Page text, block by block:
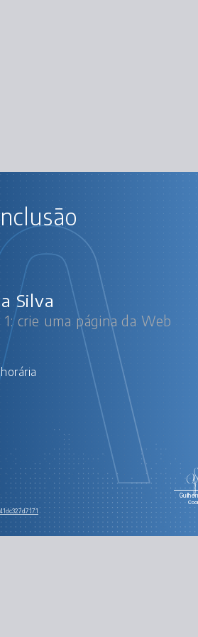
Silva
crie uma página da Web
CSS3 parte 1: crie uma
Separando o